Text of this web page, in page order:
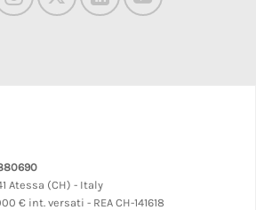
Atessa (CH) - Italy
€ int. versati - REA CH-141618